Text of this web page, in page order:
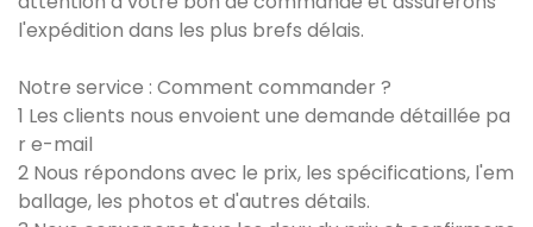
l'expédition dans les plus brefs délais.
Notre service : Comment commander ?
1 Les clients nous envoient une demande détaillée pa
r e-mail
2 Nous répondons avec le prix, les spécifications, l'em
ballage, les photos et d'autres détails.